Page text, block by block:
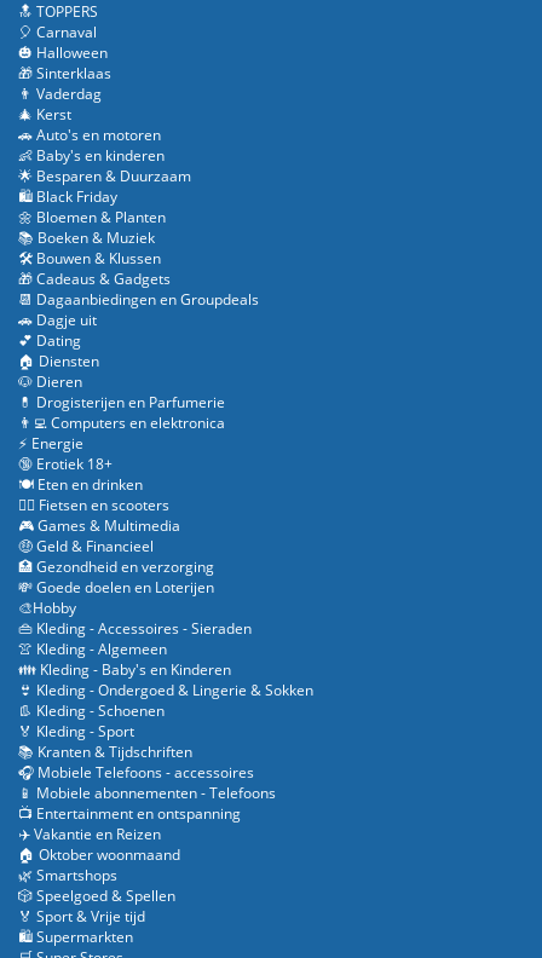
🔝 TOPPERS
🎈 Carnaval
🎃 Halloween
🎁 Sinterklaas
👨 Vaderdag
🎄 Kerst
🚗 Auto's en motoren
👶 Baby's en kinderen
🌟 Besparen & Duurzaam
🛍️ Black Friday
🌼 Bloemen & Planten
📚 Boeken & Muziek
🛠️ Bouwen & Klussen
🎁 Cadeaus & Gadgets
📆 Dagaanbiedingen en Groupdeals
🚗 Dagje uit
💕 Dating
🏠 Diensten
🐶 Dieren
💊 Drogisterijen en Parfumerie
👨‍💻 Computers en elektronica
⚡ Energie
🔞 Erotiek 18+
🍽️ Eten en drinken
🚴‍♂️ Fietsen en scooters
🎮 Games & Multimedia
🤑 Geld & Financieel
🏥 Gezondheid en verzorging
💸 Goede doelen en Loterijen
🎨Hobby
👜 Kleding - Accessoires - Sieraden
👚 Kleding - Algemeen
👪 Kleding - Baby's en Kinderen
👙 Kleding - Ondergoed & Lingerie & Sokken
👢 Kleding - Schoenen
🏅 Kleding - Sport
📚 Kranten & Tijdschriften
🎧 Mobiele Telefoons - accessoires
📱 Mobiele abonnementen - Telefoons
📺 Entertainment en ontspanning
✈️ Vakantie en Reizen
🏠 Oktober woonmaand
🌿 Smartshops
🎲 Speelgoed & Spellen
🏅 Sport & Vrije tijd
🛍️ Supermarkten